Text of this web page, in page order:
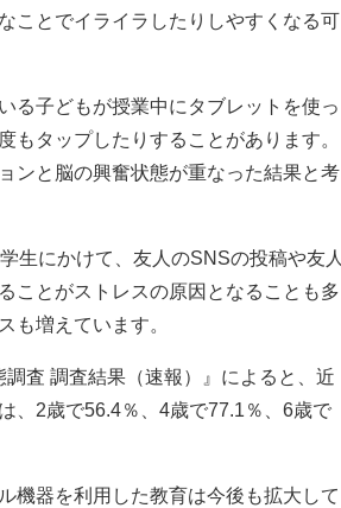
ことでイライラしたりしやすくなる可
る子どもが授業中にタブレットを使っ
タップしたりすることがあります。
ンと脳の興奮状態が重なった結果と考
生にかけて、友人のSNSの投稿や友人
ことがストレスの原因となることも多
も増えています。
査 調査結果（速報）』によると、近
、2歳で56.4％、4歳で77.1％、6歳で
機器を利用した教育は今後も拡大して